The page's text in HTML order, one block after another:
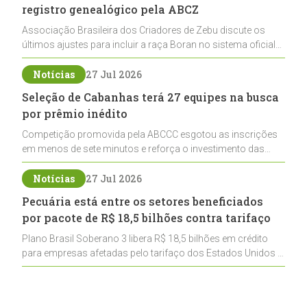
registro genealógico pela ABCZ
Associação Brasileira dos Criadores de Zebu discute os
últimos ajustes para incluir a raça Boran no sistema oficial
de registros, abrindo caminho para sua expansão na
pecuária nacional
Notícias 27 Jul 2026
Seleção de Cabanhas terá 27 equipes na busca
por prêmio inédito
Competição promovida pela ABCCC esgotou as inscrições
em menos de sete minutos e reforça o investimento das
cabanhas na seleção genética de Cavalos Crioulos voltados
ao laço
Notícias 27 Jul 2026
Pecuária está entre os setores beneficiados
por pacote de R$ 18,5 bilhões contra tarifaço
Plano Brasil Soberano 3 libera R$ 18,5 bilhões em crédito
para empresas afetadas pelo tarifaço dos Estados Unidos e
inclui a pecuária entre os setores estratégicos